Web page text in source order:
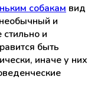
собакам вид
и
и
быть
иначе у них